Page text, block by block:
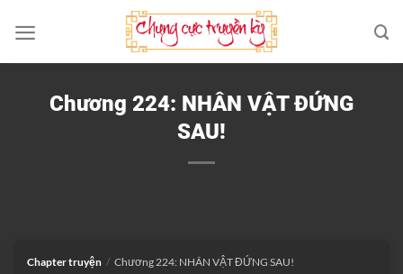
qua
nội
Chương 224: NHÂN VẬT ĐỨNG
SAU!
Chapter truyện / Chương 224: NHÂN VẬT ĐỨNG SAU!